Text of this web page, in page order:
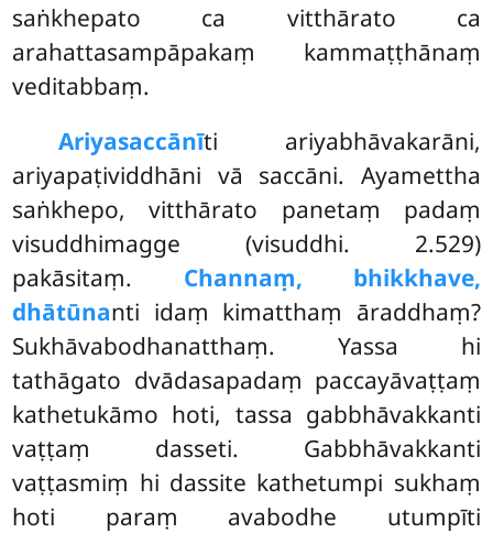
saṅkhepato ca vitthārato ca
arahattasampāpakaṃ kammaṭṭhānaṃ
veditabbaṃ.
Ariyasaccānīti ariyabhāvakarāni,
ariyapaṭividdhāni vā saccāni. Ayamettha
saṅkhepo, vitthārato panetaṃ padaṃ
visuddhimagge (visuddhi. 2.529)
pakāsitaṃ. Channaṃ, bhikkhave,
dhātūnanti idaṃ kimatthaṃ āraddhaṃ?
Sukhāvabodhanatthaṃ. Yassa hi
tathāgato dvādasapadaṃ paccayāvaṭṭaṃ
kathetukāmo hoti, tassa gabbhāvakkanti
vaṭṭaṃ dasseti. Gabbhāvakkanti
vaṭṭasmiṃ hi dassite kathetumpi sukhaṃ
hoti paraṃ avabodhe utumpīti